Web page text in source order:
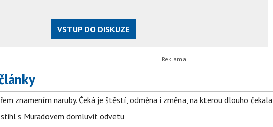
VSTUP DO DISKUZE
znamením naruby. Čeká je štěstí, odměna i změna, na kterou dlouho čekala
stihl s Muradovem domluvit odvetu